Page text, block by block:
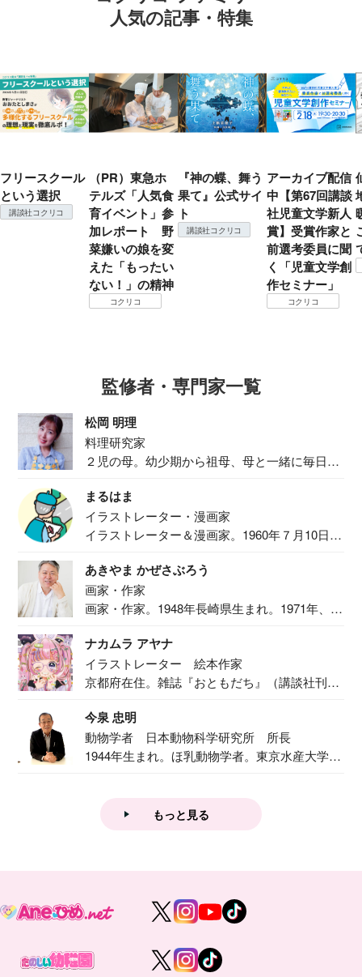
人気の記事・特集
フリースクール
という選択
講談社コクリコ
（PR）東急ホ
テルズ「人気食
育イベント」参
加レポート 野
菜嫌いの娘を変
えた「もったい
ない！」の精神
コクリコ
『神の蝶、舞う
果て』公式サイ
ト
講談社コクリコ
アーカイブ配信
中【第67回講談
社児童文学新人
賞】受賞作家と
前選考委員に聞
く「児童文学創
作セミナー」
コクリコ
監修者・専門家一覧
松岡 明理
料理研究家
２児の母。幼少期から祖母、母と一緒に毎日の
まるはま
イラストレーター・漫画家
イラストレーター＆漫画家。1960年７月10日生
あきやま かぜさぶろう
画家・作家
画家・作家。1948年長崎県生まれ。1971年、
ナカムラ アヤナ
イラストレーター 絵本作家
京都府在住。雑誌『おともだち』（講談社刊）
今泉 忠明
動物学者 日本動物科学研究所 所長
1944年生まれ。ほ乳動物学者。東京水産大学卒
もっと見る